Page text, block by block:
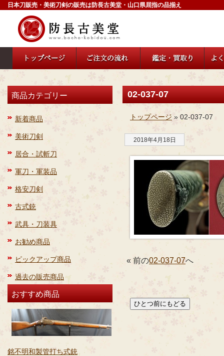
日本刀販売・美術刀剣の販売は防長古美堂・山口県屈指の品揃え
商品カテゴリー
新着商品
美術刀剣
居合・試斬刀
軍刀・軍装品
格安刀剣
古式銃
武具・刀装具
お勧め商品
ピックアップ商品
過去の販売商品
おすすめ商品
銘不明和製管打ち式銃
02-037-07
トップページ » 02-037-07
2018年4月18日
« 前の02-037-07へ